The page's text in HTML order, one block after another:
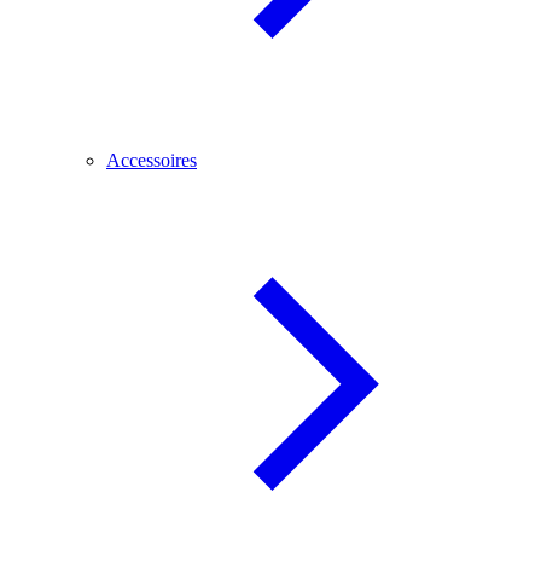
Accessoires